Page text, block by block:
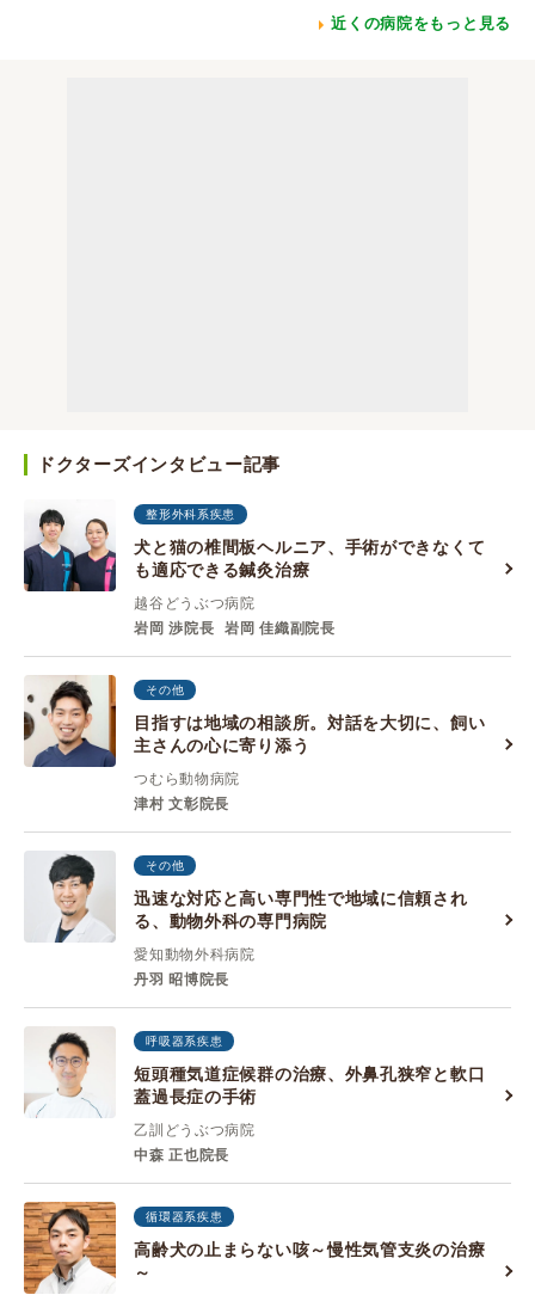
近くの病院をもっと見る
ドクターズインタビュー記事
整形外科系疾患
犬と猫の椎間板ヘルニア、手術ができなくて
も適応できる鍼灸治療
越谷どうぶつ病院
岩岡 渉院長
岩岡 佳織副院長
その他
目指すは地域の相談所。対話を大切に、飼い
主さんの心に寄り添う
つむら動物病院
津村 文彰院長
その他
迅速な対応と高い専門性で地域に信頼され
る、動物外科の専門病院
愛知動物外科病院
丹羽 昭博院長
呼吸器系疾患
短頭種気道症候群の治療、外鼻孔狭窄と軟口
蓋過長症の手術
乙訓どうぶつ病院
中森 正也院長
循環器系疾患
高齢犬の止まらない咳～慢性気管支炎の治療
～